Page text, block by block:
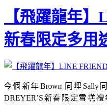
【飛躍龍年
新春限定多用
今個新年Brown 同埋Sally
DREYER’S新春限定雪糕